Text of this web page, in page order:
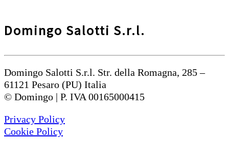
Domingo Salotti S.r.l.
Domingo Salotti S.r.l. Str. della Romagna, 285 –
61121 Pesaro (PU) Italia
© Domingo | P. IVA 00165000415
Privacy Policy
Cookie Policy